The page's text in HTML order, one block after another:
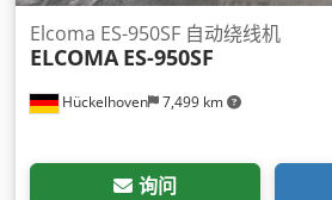
Hückelhoven 7,499 km
Elcoma ES-950SF 自动绕线机
ELCOMA ES-950SF
询问